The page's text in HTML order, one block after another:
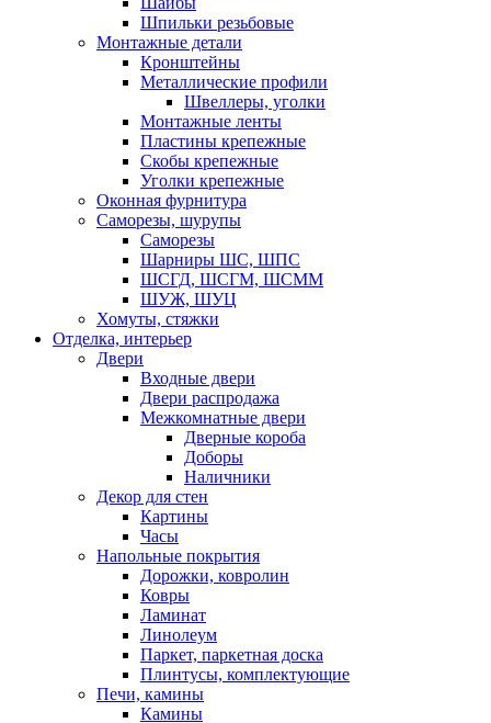
Шпильки резьбовые
Монтажные детали
Кронштейны
Металлические профили
Швеллеры, уголки
Монтажные ленты
Пластины крепежные
Скобы крепежные
Уголки крепежные
Оконная фурнитура
Саморезы, шурупы
Саморезы
Шарниры ШС, ШПС
ШСГД, ШСГМ, ШСММ
ШУЖ, ШУЦ
Хомуты, стяжки
Отделка, интерьер
Двери
Входные двери
Двери распродажа
Межкомнатные двери
Дверные короба
Доборы
Наличники
Декор для стен
Картины
Часы
Напольные покрытия
Дорожки, ковролин
Ковры
Ламинат
Линолеум
Паркет, паркетная доска
Плинтусы, комплектующие
Печи, камины
Камины